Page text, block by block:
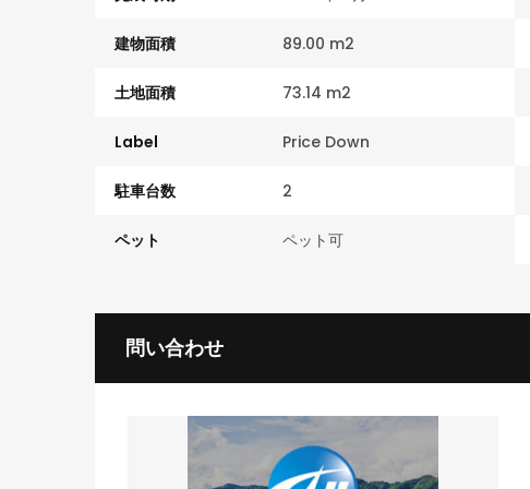
建物面積 89.00 m2
土地面積 73.14 m2
Label Price Down
駐車台数 2
ペット ペット可
問い合わせ